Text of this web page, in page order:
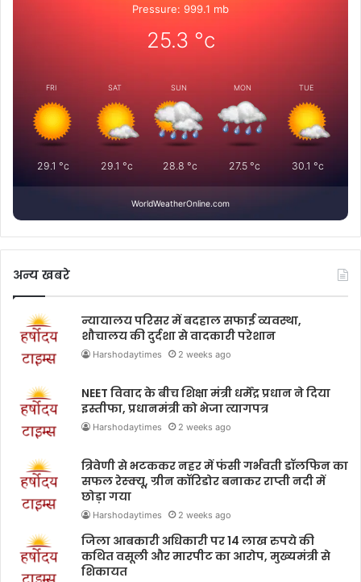
Pressure: 999.1 mb
25.3 °c
FRI
29.1 °c
SAT
29.1 °c
SUN
28.8 °c
MON
27.5°c
TUE
30.1 °c
WorldWeatherOnline.com
अन्य खबरे
न्यायालय परिसर में बदहाल सफाई व्यवस्था,
शौचालय की दुर्दशा से वादकारी परेशान
Harshodaytimes 2 weeks ago
NEET विवाद के बीच शिक्षा मंत्री धर्मेंद्र प्रधान ने दिया
इस्तीफा, प्रधानमंत्री को भेजा त्यागपत्र
Harshodaytimes 2 weeks ago
त्रिवेणी से भटककर नहर में फंसी गर्भवती डॉलफिन का
सफल रेस्क्यू, ग्रीन कॉरिडोर बनाकर राप्ती नदी में
छोड़ा गया
Harshodaytimes 2 weeks ago
जिला आबकारी अधिकारी पर 14 लाख रुपये की
कथित वसूली और मारपीट का आरोप, मुख्यमंत्री से
शिकायत